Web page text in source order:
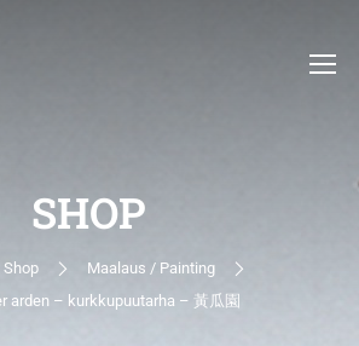
SHOP
Shop
Maalaus / Painting
arden – kurkkupuutarha – 黃瓜園